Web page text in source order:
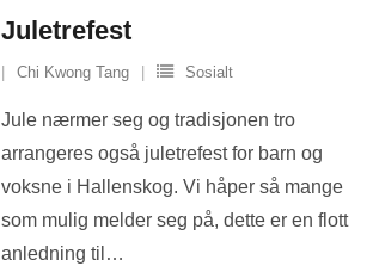
Juletrefest
Chi Kwong Tang Sosialt
Jule nærmer seg og tradisjonen tro
arrangeres også juletrefest for barn og
voksne i Hallenskog. Vi håper så mange
som mulig melder seg på, dette er en flott
anledning til …